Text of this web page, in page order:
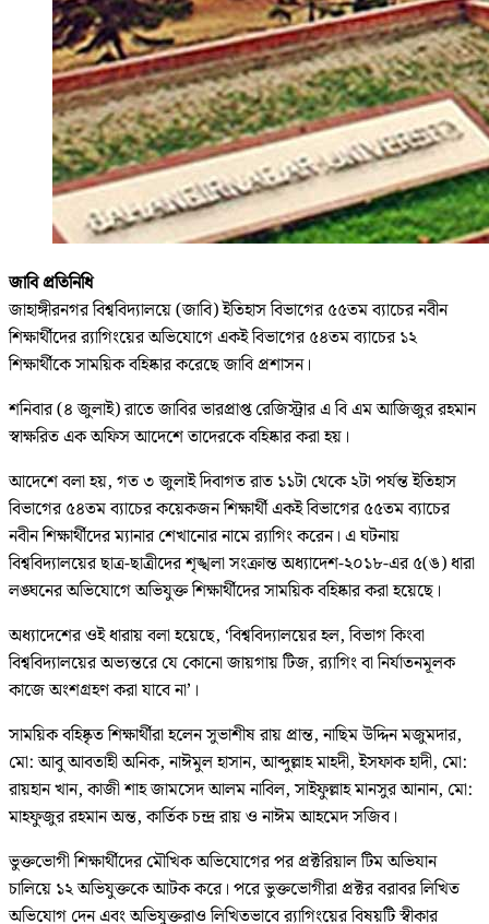
জাবি প্রতিনিধি
জাহাঙ্গীরনগর বিশ্ববিদ্যালয়ে (জাবি) ইতিহাস বিভাগের ৫৫তম ব্যাচের নবীন
শিক্ষার্থীদের র‍্যাগিংয়ের অভিযোগে একই বিভাগের ৫৪তম ব্যাচের ১২
শিক্ষার্থীকে সাময়িক বহিষ্কার করেছে জাবি প্রশাসন।
শনিবার (৪ জুলাই) রাতে জাবির ভারপ্রাপ্ত রেজিস্ট্রার এ বি এম আজিজুর রহমান
স্বাক্ষরিত এক অফিস আদেশে তাদেরকে বহিষ্কার করা হয়।
আদেশে বলা হয়, গত ৩ জুলাই দিবাগত রাত ১১টা থেকে ২টা পর্যন্ত ইতিহাস
বিভাগের ৫৪তম ব্যাচের কয়েকজন শিক্ষার্থী একই বিভাগের ৫৫তম ব্যাচের
নবীন শিক্ষার্থীদের ম্যানার শেখানোর নামে র‍্যাগিং করেন। এ ঘটনায়
বিশ্ববিদ্যালয়ের ছাত্র-ছাত্রীদের শৃঙ্খলা সংক্রান্ত অধ্যাদেশ-২০১৮-এর ৫(ঙ) ধারা
লঙ্ঘনের অভিযোগে অভিযুক্ত শিক্ষার্থীদের সাময়িক বহিষ্কার করা হয়েছে।
অধ্যাদেশের ওই ধারায় বলা হয়েছে, ‘বিশ্ববিদ্যালয়ের হল, বিভাগ কিংবা
বিশ্ববিদ্যালয়ের অভ্যন্তরে যে কোনো জায়গায় টিজ, র‍্যাগিং বা নির্যাতনমূলক
কাজে অংশগ্রহণ করা যাবে না’।
সাময়িক বহিষ্কৃত শিক্ষার্থীরা হলেন সুভাশীষ রায় প্রান্ত, নাছিম উদ্দিন মজুমদার,
মো: আবু আবতাহী অনিক, নাঈমুল হাসান, আব্দুল্লাহ মাহদী, ইসফাক হাদী, মো:
রায়হান খান, কাজী শাহ জামসেদ আলম নাবিল, সাইফুল্লাহ মানসুর আনান, মো:
মাহফুজুর রহমান অন্ত, কার্তিক চন্দ্র রায় ও নাঈম আহমেদ সজিব।
ভুক্তভোগী শিক্ষার্থীদের মৌখিক অভিযোগের পর প্রক্টরিয়াল টিম অভিযান
চালিয়ে ১২ অভিযুক্তকে আটক করে। পরে ভুক্তভোগীরা প্রক্টর বরাবর লিখিত
অভিযোগ দেন এবং অভিযুক্তরাও লিখিতভাবে র‍্যাগিংয়ের বিষয়টি স্বীকার